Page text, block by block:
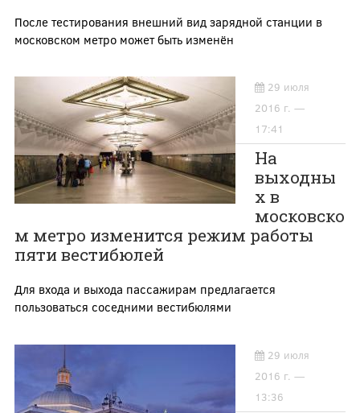
После тестирования внешний вид зарядной станции в
московском метро может быть изменён
29 июля
2016 г. —
17:41
На
выходны
х в
московско
м метро изменится режим работы
пяти вестибюлей
Для входа и выхода пассажирам предлагается
пользоваться соседними вестибюлями
29 июля
2016 г. —
13:36